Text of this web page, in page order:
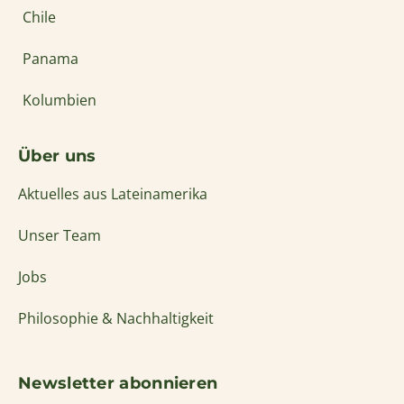
Chile
Panama
Kolumbien
Über uns
Aktuelles aus Lateinamerika
Unser Team
Jobs
Philosophie & Nachhaltigkeit
Newsletter abonnieren